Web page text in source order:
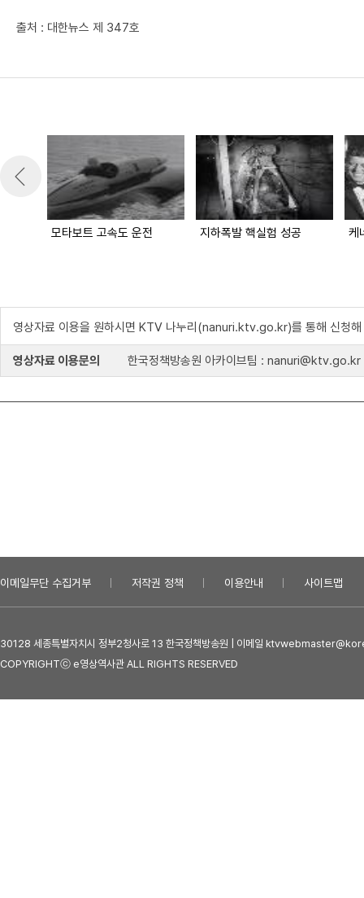
출처 : 대한뉴스 제 347호
모타보트 고속도 운전 지하폭발 핵실험 성공 케
영상자료 이용을 원하시면 KTV 나누리(nanuri.ktv.go.kr)를 통해 신청해
영상자료 이용문의 한국정책방송원 아카이브팀 : nanuri@ktv.go.kr
이메일무단 수집거부 저작권 정책 이용안내 사이트맵
30128 세종특별자치시 정부2청사로 13 한국정책방송원 | 이메일
COPYRIGHTⓒ e영상역사관 ALL RIGHTS RESERVED